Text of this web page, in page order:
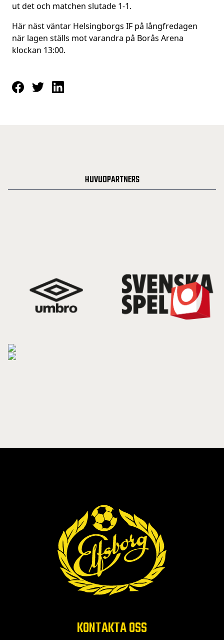
ut det och matchen slutade 1-1.
Här näst väntar Helsingborgs IF på långfredagen
när lagen ställs mot varandra på Borås Arena
klockan 13:00.
HUVUDPARTNERS
KONTAKTA OSS